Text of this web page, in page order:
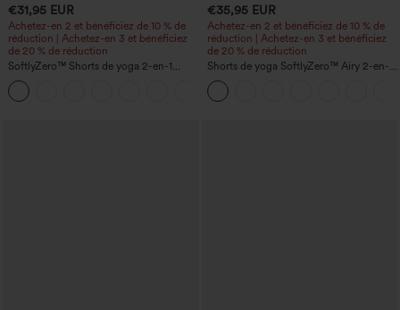
€31,95 EUR
Achetez-en 2 et bénéficiez de 10 % de
réduction | Achetez-en 3 et bénéficiez
de 20 % de réduction
SoftlyZero™ Shorts de yoga 2-en-1
InstantCool, super taille haute, aérés, 5''
avec poches — longueur allongée
€35,95 EUR
Achetez-en 2 et bénéficiez de 10 % de
réduction | Achetez-en 3 et bénéficiez
de 20 % de réduction
Shorts de yoga SoftlyZero™ Airy 2-en-1
InstantCool, super taille haute, 7" avec
poches